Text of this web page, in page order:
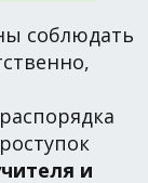
соблюдать
и